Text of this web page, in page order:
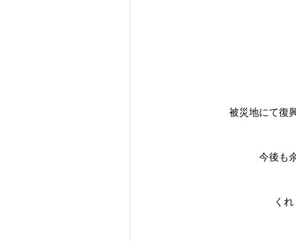
被災地にて復
今後も
く